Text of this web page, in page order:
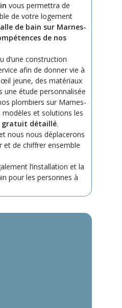
vous permettra de
de votre logement
de bain sur Marnes-
de nos
d’une construction
afin de donner vie à
jeune, des matériaux
une étude personnalisée
plombiers sur Marnes-
et solutions les
gratuit détaillé.
nous nous déplacerons
et de chiffrer ensemble
l’installation et la
pour les personnes à